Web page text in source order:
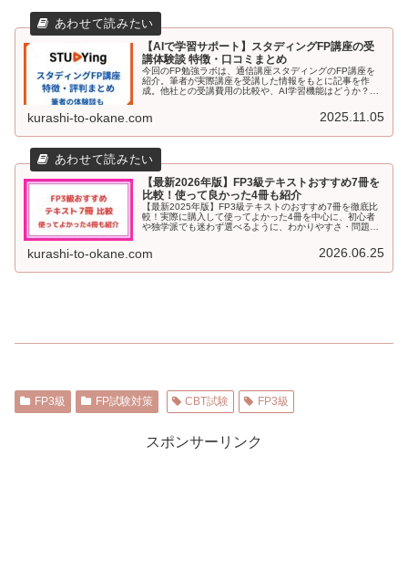
【AIで学習サポート】スタディングFP講座の受
講体験談 特徴・口コミまとめ
今回のFP勉強ラボは、通信講座スタディングのFP講座を
紹介。筆者が実際講座を受講した情報をもとに記事を作
成。他社との受講費用の比較や、AI学習機能はどうか？、
kurashi-to-okane.com 2025.11.05
【最新2026年版】FP3級テキストおすすめ7冊を
比較！使って良かった4冊も紹介
【最新2025年版】FP3級テキストのおすすめ7冊を徹底比
較！実際に購入して使ってよかった4冊を中心に、初心者
や独学派でも迷わず選べるように、わかりやすさ・問題の
や、試験直前に役立つ模試冊子もレビュー付きで解説しま
す！
kurashi-to-okane.com 2026.06.25
FP3級 FP試験対策 CBT試験 FP3級
スポンサーリンク